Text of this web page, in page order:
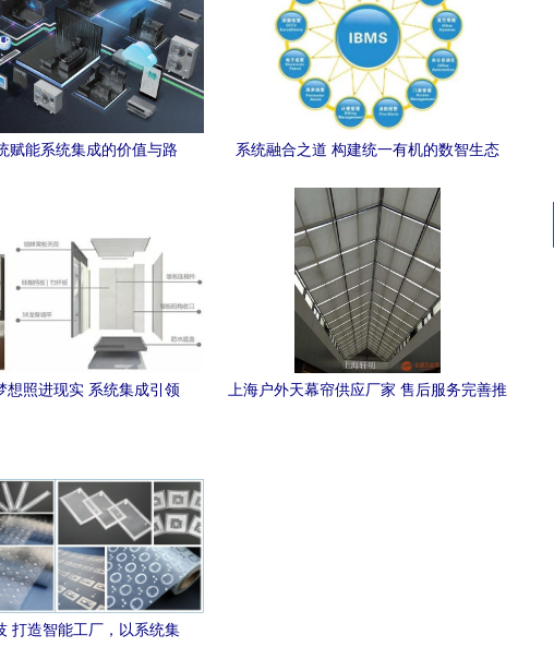
赋能系统集成的价值与路
系统融合之道 构建统一有机的数智生态
想照进现实 系统集成引领
上海户外天幕帘供应厂家 售后服务完善推
打造智能工厂，以系统集